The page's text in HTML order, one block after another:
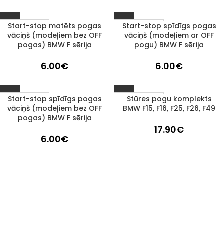
1–3 D. D.
Start-stop matēts pogas
vāciņš (modeļiem bez OFF
pogas) BMW F sērija
6.00€
1–3 D. D.
Start-stop spīdīgs pogas
vāciņš (modeļiem ar OFF
pogu) BMW F sērija
6.00€
1–3 D. D.
Start-stop spīdīgs pogas
vāciņš (modeļiem bez OFF
pogas) BMW F sērija
6.00€
1–3 D. D.
Stūres pogu komplekts
BMW F15, F16, F25, F26, F49
17.90€